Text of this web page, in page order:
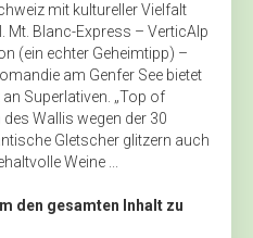
mit kultureller Vielfalt
Mt. Blanc-Express – VerticAlp
(ein echter Geheimtipp) –
am Genfer See bietet
Superlativen. „Top of
Wallis wegen der 30
Gletscher glitzern auch
Weine ...
den gesamten Inhalt zu